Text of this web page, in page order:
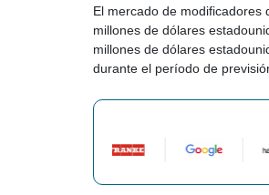
El mercado de modificadores
millones de dólares
millones de dólares
durante el período de